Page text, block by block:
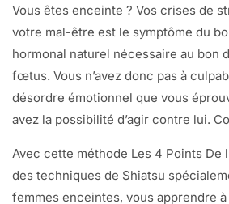
Vous êtes enceinte ? Vos crises de
votre mal-être est le symptôme du
hormonal naturel nécessaire au bon
fœtus. Vous n’avez donc pas à
désordre émotionnel que vous
avez la possibilité d’agir contre lui.
Avec cette méthode Les 4 Points De
des techniques de Shiatsu
femmes enceintes, vous apprendre